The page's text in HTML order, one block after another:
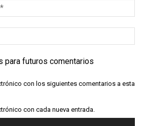
para futuros comentarios
con los siguientes comentarios a esta
con cada nueva entrada.